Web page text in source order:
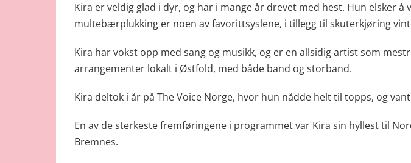
Kira er veldig glad i dyr, og har i mange år drevet med hest. Hun elsker
multebærplukking er noen av favorittsyslene, i tillegg til skuterkjøring
Kira har vokst opp med sang og musikk, og er en allsidig artist som
arrangementer lokalt i Østfold, med både band og storband.
Kira deltok i år på The Voice Norge, hvor hun nådde helt til topps, og vant
En av de sterkeste fremføringene i programmet var Kira sin hyllest til
Bremnes.